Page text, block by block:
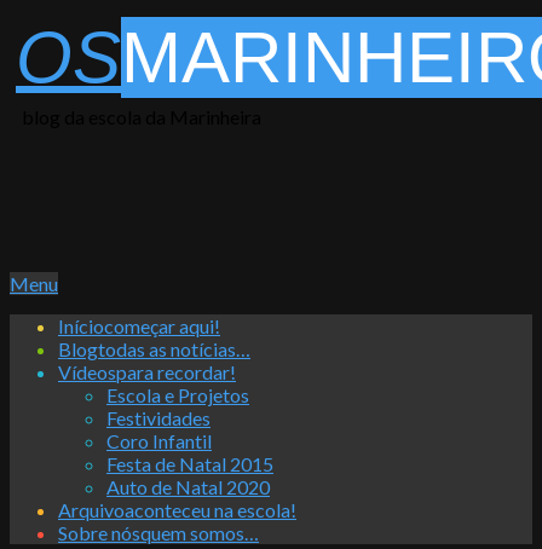
to
content
OS
Primary
Menu
Menu
Iníciocomeçar aqui!
Blogtodas as notícias…
Vídeospara recordar!
Escola e Projetos
Festividades
Coro Infantil
Festa de Natal 2015
Auto de Natal 2020
Arquivoaconteceu na escola!
Sobre nósquem somos…